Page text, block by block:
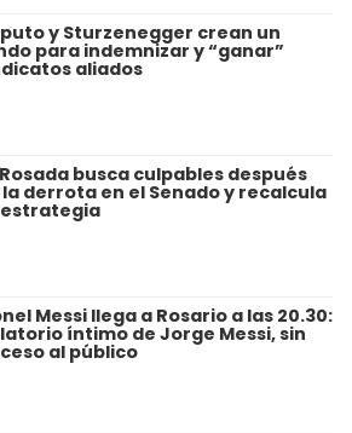
y Sturzenegger crean un
para indemnizar y “ganar”
aliados
busca culpables después
la derrota en el Senado y recalcula
Messi llega a Rosario a las 20.30:
íntimo de Jorge Messi, sin
al público